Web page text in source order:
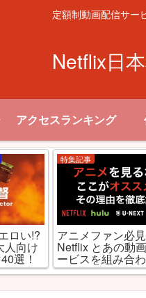
定額制動画配信サー
Netflix日
アクセスランキング
ロい!?
人向け
選！
特集記事
アニメファン必見
Netflix とあの動
ービスを組み合
最強だった件